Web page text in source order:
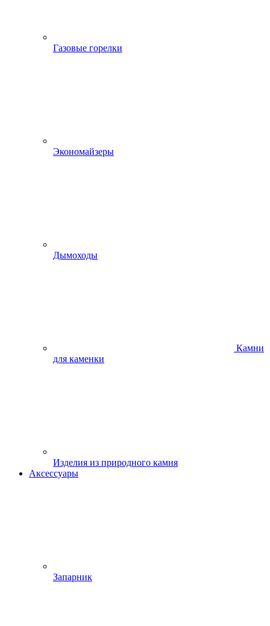
Газовые горелки
Экономайзеры
Дымоходы
Камни
для каменки
Изделия из природного камня
Аксессуары
Запарник